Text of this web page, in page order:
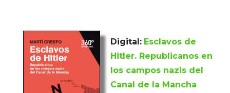
Digital: Esclavos de
Hitler. Republicanos en
los campos nazis del
Canal de la Mancha